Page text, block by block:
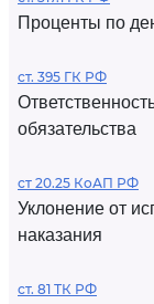
Проценты по
ст. 395 ГК РФ
обязательства
ст 20.25 КоАП РФ
Уклонение от
наказания
ст. 81 ТК РФ